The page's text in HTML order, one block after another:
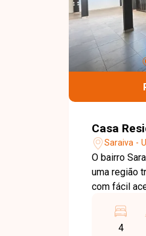
Casa
Saraiva -
O bairro
uma região
com fácil
4